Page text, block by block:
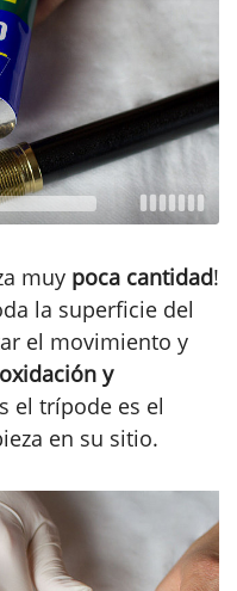
muy poca cantidad!
la superficie del
el movimiento y
y
el trípode es el
en su sitio.